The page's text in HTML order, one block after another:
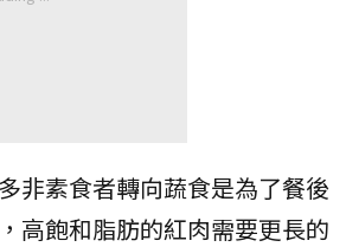
非素食者轉向蔬食是為了餐後
高飽和脂肪的紅肉需要更長的